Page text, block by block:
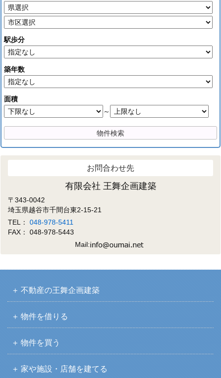
駅歩分
築年数
面積
～
お問合わせ先
有限会社 王舞企画建築
〒343-0042
埼玉県越谷市千間台東2-15-21
TEL：048-978-5411
FAX： 048-978-5443
Mail:
不動産の王舞企画建築
物件を借りる
物件を買う
家や施設・店舗を建てる